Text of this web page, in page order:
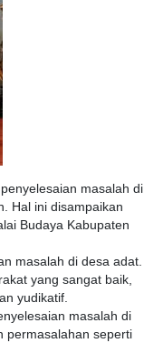
masalah di
Hal ini disampaikan
Budaya Kabupaten
masalah di desa adat.
yang sangat baik,
yudikatif.
masalah di
permasalahan seperti